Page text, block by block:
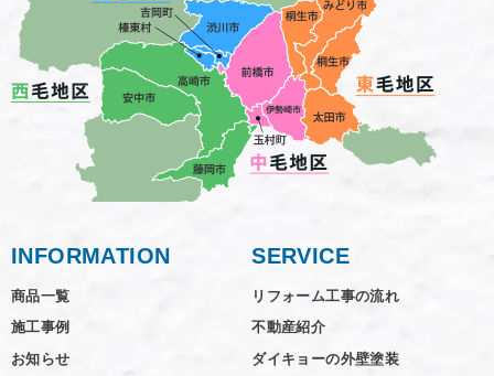
INFORMATION
商品一覧
施工事例
お知らせ
SERVICE
リフォーム工事の流れ
不動産紹介
ダイキョーの外壁塗装